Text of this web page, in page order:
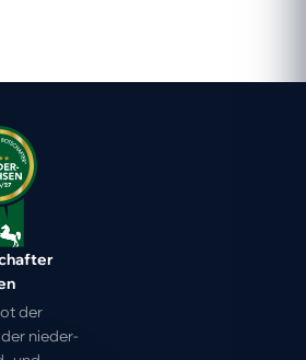
der
nieder­